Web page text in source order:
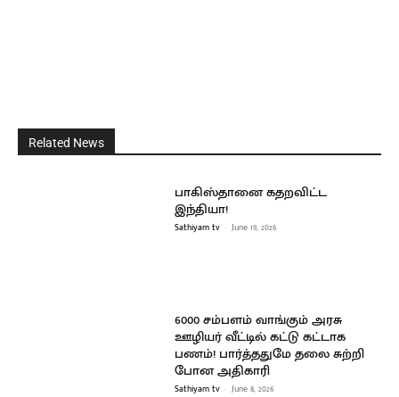
Related News
பாகிஸ்தானை கதறவிட்ட
இந்தியா!
Sathiyam tv - June 19, 2026
6000 சம்பளம் வாங்கும் அரசு
ஊழியர் வீட்டில் கட்டு கட்டாக
பணம்! பார்த்ததுமே தலை சுற்றி
போன அதிகாரி
Sathiyam tv - June 8, 2026